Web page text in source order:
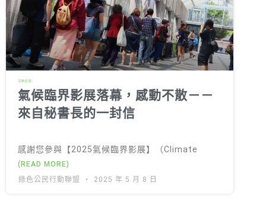
活動紀錄
氣候臨界影展落幕，感動不散－－
來自秘書長的一封信
感謝您參與【2025氣候臨界影展】（Climate
(READ MORE)
綠色公民行動聯盟
2025 年 5 月 8 日